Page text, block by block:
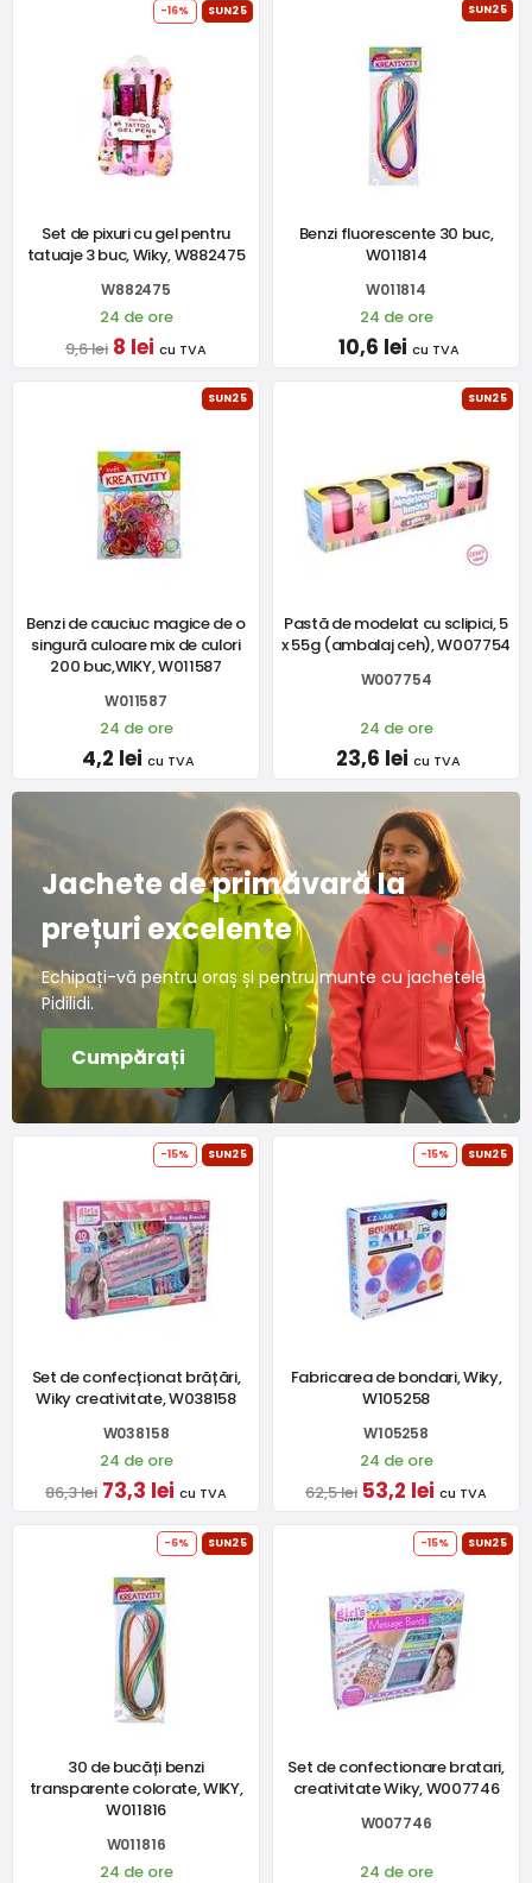
-16% SUN25
Set de pixuri cu gel pentru
tatuaje 3 buc, Wiky, W882475
W882475
24 de ore
9,6 lei 8 lei cu TVA
SUN25
Benzi fluorescente 30 buc,
W011814
W011814
24 de ore
10,6 lei cu TVA
SUN25
Benzi de cauciuc magice de o
singură culoare mix de culori
200 buc,WIKY, W011587
W011587
24 de ore
4,2 lei cu TVA
SUN25
Pastă de modelat cu sclipici, 5
x 55g (ambalaj ceh), W007754
W007754
24 de ore
23,6 lei cu TVA
Jachete de primăvară la
prețuri excelente
Echipați-vă pentru oraș și pentru munte cu jachetele
Pidilidi.
Cumpărați
-15% SUN25
Set de confecționat brățări,
Wiky creativitate, W038158
W038158
24 de ore
86,3 lei 73,3 lei cu TVA
-15% SUN25
Fabricarea de bondari, Wiky,
W105258
W105258
24 de ore
62,5 lei 53,2 lei cu TVA
-6% SUN25
30 de bucăți benzi
transparente colorate, WIKY,
W011816
W011816
24 de ore
-15% SUN25
Set de confectionare bratari,
creativitate Wiky, W007746
W007746
24 de ore